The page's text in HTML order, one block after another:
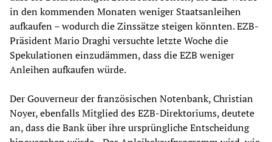
in den kommenden Monaten weniger Staatsanleihen
aufkaufen – wodurch die Zinssätze steigen könnten. EZB-
Präsident Mario Draghi versuchte letzte Woche die
Spekulationen einzudämmen, dass die EZB weniger
Anleihen aufkaufen würde.
Der Gouverneur der französischen Notenbank, Christian
Noyer, ebenfalls Mitglied des EZB-Direktoriums, deutete
an, dass die Bank über ihre ursprüngliche Entscheidung